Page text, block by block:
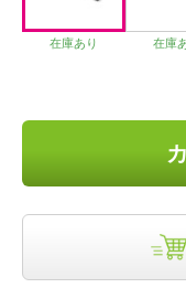
在庫あり 在庫